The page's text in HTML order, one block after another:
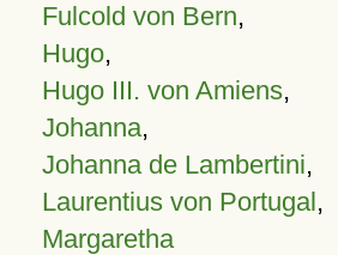
Fulcold von Bern,
Hugo,
Hugo III. von Amiens,
Johanna,
Johanna de Lambertini,
Laurentius von Portugal,
Margaretha